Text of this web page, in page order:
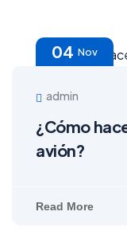
04 Nov
admin
¿Cómo
avión?
Read More